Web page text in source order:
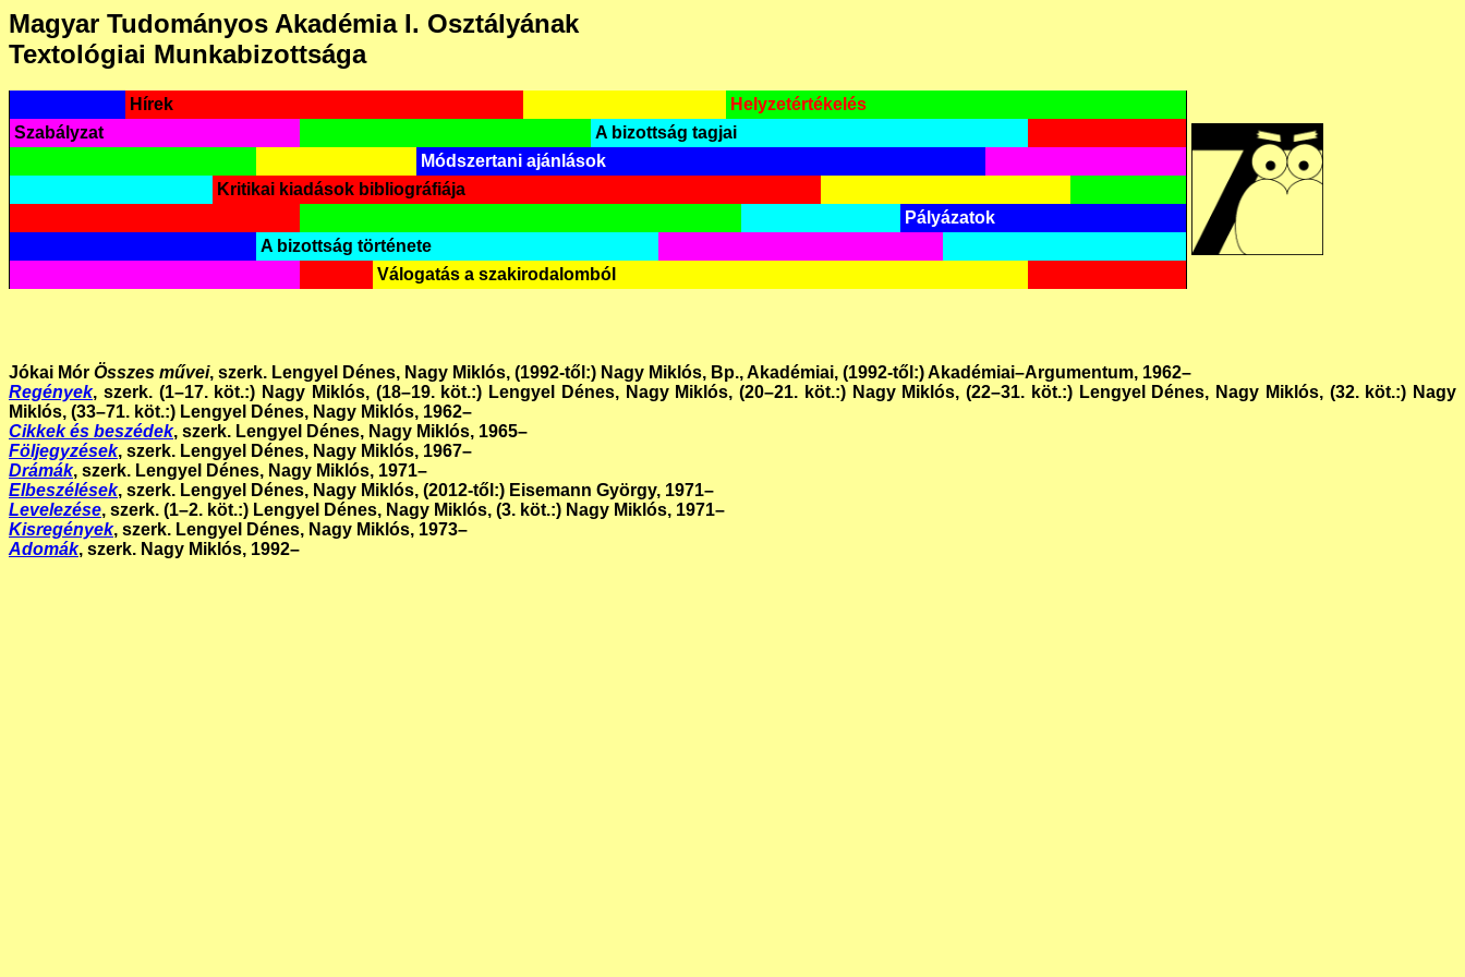
Magyar Tudományos Akadémia I. Osztályának
Textológiai Munkabizottsága
Hírek
Helyzetértékelés
Szabályzat
A bizottság tagjai
Módszertani ajánlások
Kritikai kiadások bibliográfiája
Pályázatok
A bizottság története
Válogatás a szakirodalomból
Jókai Mór Összes művei, szerk. Lengyel Dénes, Nagy Miklós, (1992-től:) Nagy Miklós, Bp., Akadémiai, (1992-től:) Akadémiai–Argumentum, 1962–
Regények, szerk. (1–17. köt.:) Nagy Miklós, (18–19. köt.:) Lengyel Dénes, Nagy Miklós, (20–21. köt.:) Nagy Miklós, (22–31. köt.:) Lengyel Dénes, Nagy Miklós, (32. köt.:) Nagy
Miklós, (33–71. köt.:) Lengyel Dénes, Nagy Miklós, 1962–
Cikkek és beszédek, szerk. Lengyel Dénes, Nagy Miklós, 1965–
Följegyzések, szerk. Lengyel Dénes, Nagy Miklós, 1967–
Drámák, szerk. Lengyel Dénes, Nagy Miklós, 1971–
Elbeszélések, szerk. Lengyel Dénes, Nagy Miklós, (2012-től:) Eisemann György, 1971–
Levelezése, szerk. (1–2. köt.:) Lengyel Dénes, Nagy Miklós, (3. köt.:) Nagy Miklós, 1971–
Kisregények, szerk. Lengyel Dénes, Nagy Miklós, 1973–
Adomák, szerk. Nagy Miklós, 1992–